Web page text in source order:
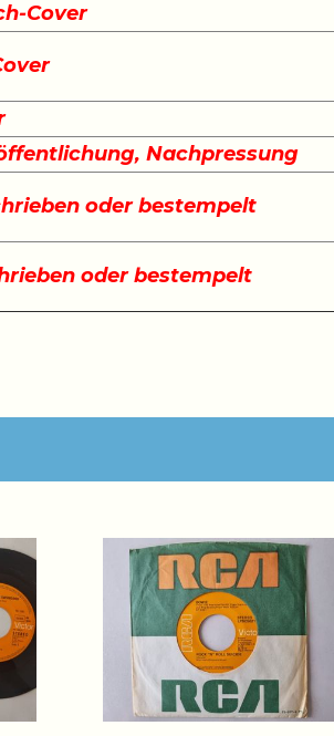
Cover
Nachpressung
oder bestempelt
oder bestempelt